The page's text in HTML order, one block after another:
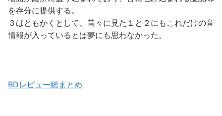
を存分に提供する。
３はともかくとして、昔々に見た１と２にもこれだけの音
情報が入っているとは夢にも思わなかった。
BDレビュー総まとめ